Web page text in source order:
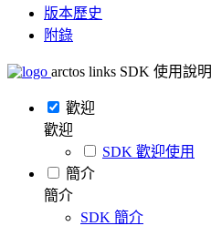
版本歷史
附錄
arctos links SDK 使用說明
歡迎
歡迎
SDK 歡迎使用
簡介
簡介
SDK 簡介